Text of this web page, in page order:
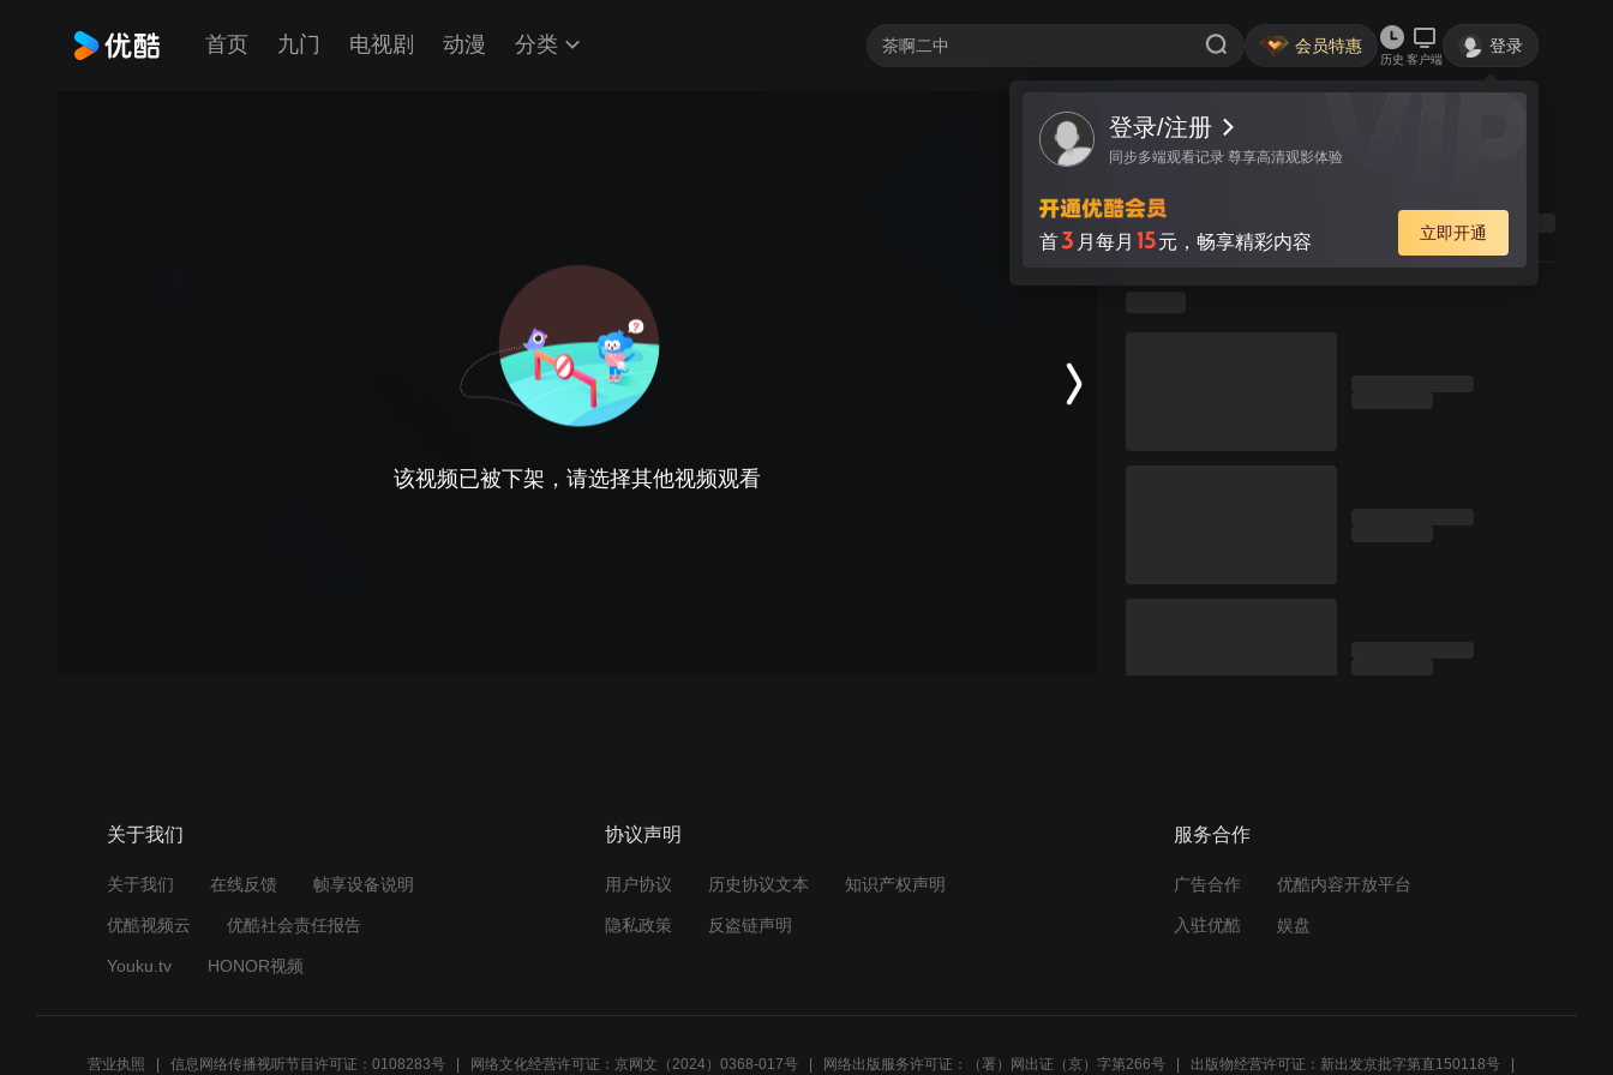
首页 九门 电视剧 动漫 分类 会员特惠
历史 客户端
登录
登录/注册
同步多端观看记录 尊享高清观影体验
首3 月每月 15元，畅享精彩内容 立即开通
该视频已被下架，请选择其他视频观看
关于我们
关于我们 在线反馈 帧享设备说明
优酷视频云 优酷社会责任报告
Youku.tv HONOR视频
协议声明
用户协议 历史协议文本 知识产权声明
隐私政策 反盗链声明
服务合作
广告合作 优酷内容开放平台
入驻优酷 娱盘
营业执照 信息网络传播视听节目许可证：0108283号 网络文化经营许可证：京网文（2024）0368-017号 网络出版服务许可证：（署）网出证（京）字第266号 出版物经营许可证：新出发京批字第直150118号